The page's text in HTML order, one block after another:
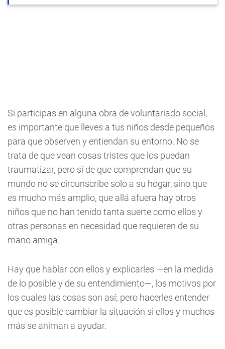
Si participas en alguna obra de voluntariado social,
es importante que lleves a tus niños desde pequeños
para que observen y entiendan su entorno. No se
trata de que vean cosas tristes que los puedan
traumatizar, pero sí de que comprendan que su
mundo no se circunscribe solo a su hogar, sino que
es mucho más amplio, que allá afuera hay otros
niños que no han tenido tanta suerte como ellos y
otras personas en necesidad que requieren de su
mano amiga.
Hay que hablar con ellos y explicarles —en la medida
de lo posible y de su entendimiento—, los motivos por
los cuales las cosas son así; pero hacerles entender
que es posible cambiar la situación si ellos y muchos
más se animan a ayudar.